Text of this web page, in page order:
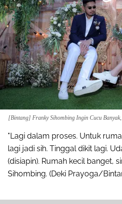
[Bintang] Franky Sihombing Ingin Cucu
"Lagi dalam proses. Untuk
lagi jadi sih. Tinggal dikit lagi.
(disiapin). Rumah kecil banget,
Sihombing. (Deki Prayoga/